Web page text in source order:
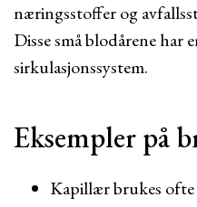
næringsstoffer og
Disse små blodårene har
sirkulasjonssystem.
Eksempler på
Kapillær brukes ofte